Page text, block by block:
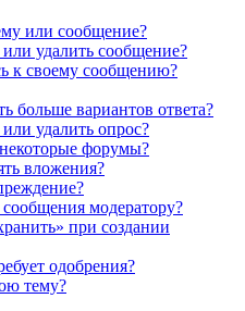
или сообщение?
удалить сообщение?
к своему сообщению?
больше вариантов ответа?
удалить опрос?
форумы?
вложения?
модератору?
при создании
одобрения?
тему?